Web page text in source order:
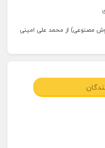
مصنوعی) از محمد علی امینی